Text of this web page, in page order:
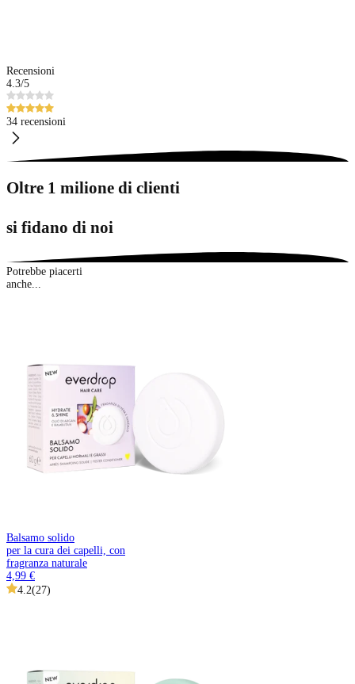
Recensioni
4.3/5
34 recensioni
Oltre 1 milione di clienti
si fidano di noi
Potrebbe piacerti
anche...
Balsamo solido
per la cura dei capelli, con
fragranza naturale
4,99 €
4.2(27)